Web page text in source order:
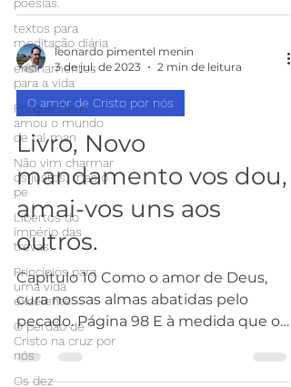
textos para
meditação diária
ensinamentos
para a vida
Porque Deus
amou o mundo
de tal man
Não vim charmar
os justos, mas o
pe
Libertos do
império das
trevas.
Princípios para
uma vida
excelente
O perdão de
Cristo na cruz por
nós
Os dez
leonardo pimentel menin
3 de jul. de 2023
2 min de leitura
O amor de Cristo por nós
Livro, Novo
mandamento vos dou,
amai-vos uns aos
outros.
Capítulo 10 Como o amor de Deus,
cura nossas almas abatidas pelo
pecado. Página 98 E à medida que os
recursos da sua graça forem nos...